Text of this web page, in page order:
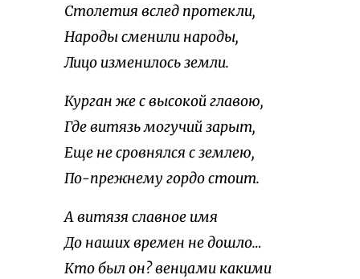
Столетия вслед протекли,
Народы сменили народы,
Лицо изменилось земли.
Курган же с высокой главою,
Где витязь могучий зарыт,
Еще не сровнялся с землею,
По-прежнему гордо стоит.
А витязя славное имя
До наших времен не дошло…
Кто был он? венцами какими